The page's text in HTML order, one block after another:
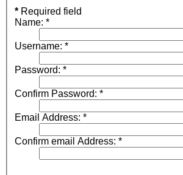
* Required field
Name: *
Username: *
Password: *
Confirm Password: *
Email Address: *
Confirm email Address: *